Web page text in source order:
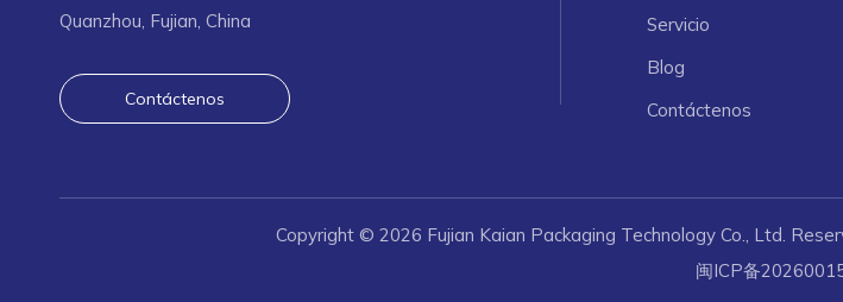
Quanzhou, Fujian, China
Contáctenos
Servicio
Blog
Contáctenos
Copyright © 2026 Fujian Kaian Packaging Technology Co., Ltd.
闽ICP备